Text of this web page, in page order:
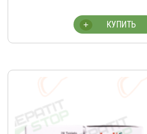
КУПИТЬ
+